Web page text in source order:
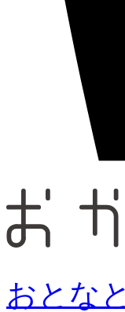
おとな